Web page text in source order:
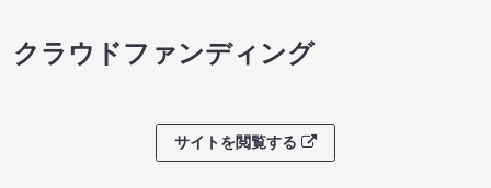
クラウドファンディング
サイトを閲覧する